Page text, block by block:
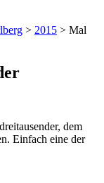
> 2015 > Mal
dem
Einfach eine der